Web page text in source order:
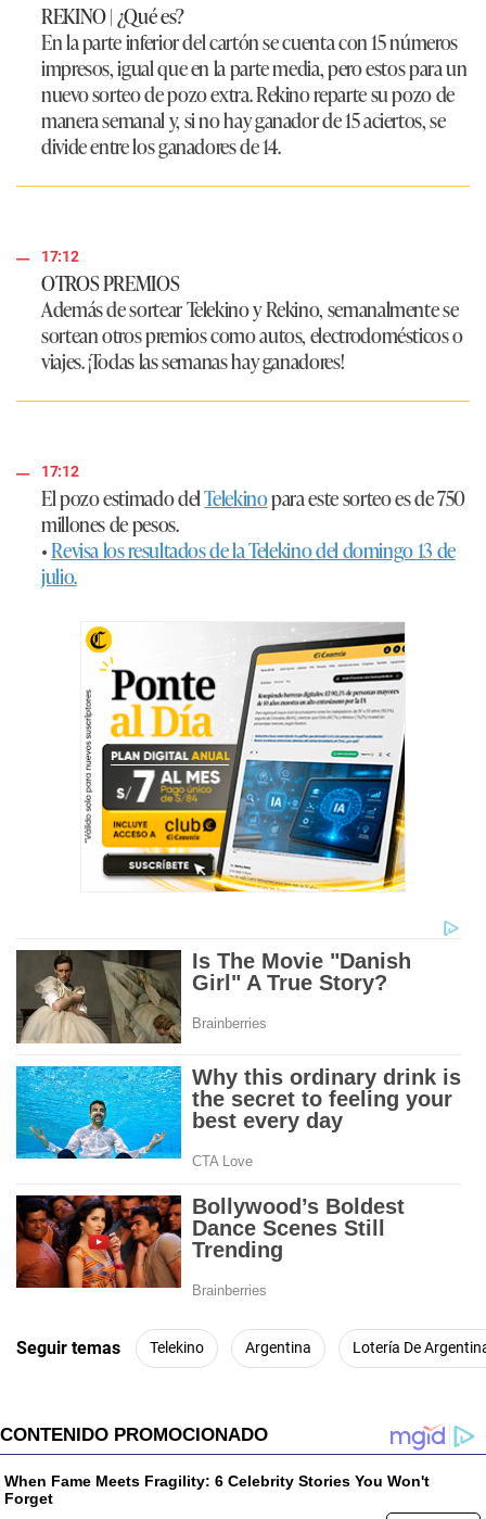
REKINO | ¿Qué es?
En la parte inferior del cartón se cuenta con 15 números
impresos, igual que en la parte media, pero estos para un
nuevo sorteo de pozo extra. Rekino reparte su pozo de
manera semanal y, si no hay ganador de 15 aciertos, se
divide entre los ganadores de 14.
17:12
OTROS PREMIOS
Además de sortear Telekino y Rekino, semanalmente se
sortean otros premios como autos, electrodomésticos o
viajes. ¡Todas las semanas hay ganadores!
17:12
El pozo estimado delTelekinopara este sorteo es de750
millones de pesos.
•Revisa los resultados de la Telekino del domingo 13 de
julio.
Seguir temas Telekino Argentina Lotería De